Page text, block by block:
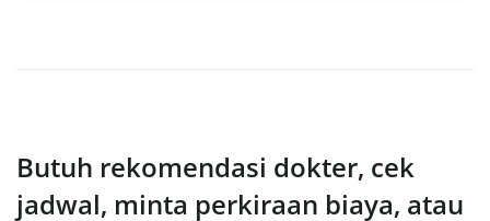
Butuh rekomendasi dokter, cek
jadwal, minta perkiraan biaya, atau